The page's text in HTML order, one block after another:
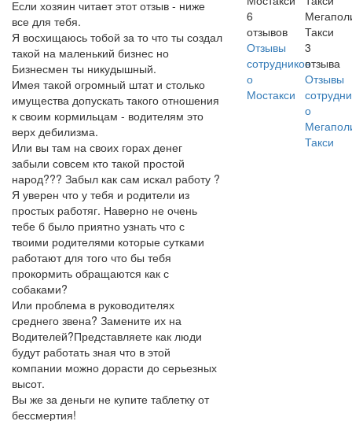
Если хозяин читает этот отзыв - ниже
все для тебя.
Я восхищаюсь тобой за то что ты создал
такой на маленький бизнес но
Бизнесмен ты никудышный.
Имея такой огромный штат и столько
имущества допускать такого отношения
к своим кормильцам - водителям это
верх дебилизма.
Или вы там на своих горах денег
забыли совсем кто такой простой
народ??? Забыл как сам искал работу ?
Я уверен что у тебя и родители из
простых работяг. Наверно не очень
тебе б было приятно узнать что с
твоими родителями которые сутками
работают для того что бы тебя
прокормить обращаются как с
собаками?
Или проблема в руководителях
среднего звена? Замените их на
Водителей?Представляете как люди
будут работать зная что в этой
компании можно дорасти до серьезных
высот.
Вы же за деньги не купите таблетку от
бессмертия!
6
отзывов
Отзывы
сотрудников
о
Мостакси
Такси
3
отзыва
Отзывы
о
Такси